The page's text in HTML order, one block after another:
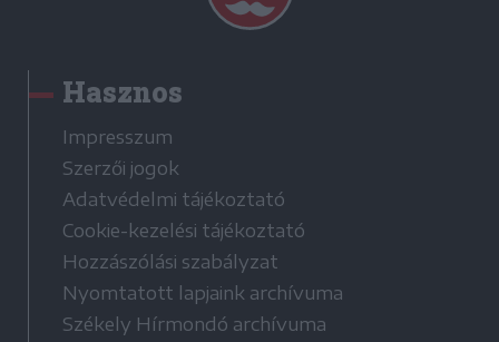
Hasznos
Impresszum
Szerzői jogok
Adatvédelmi tájékoztató
Cookie-kezelési tájékoztató
Hozzászólási szabályzat
Nyomtatott lapjaink archívuma
Székely Hírmondó archívuma